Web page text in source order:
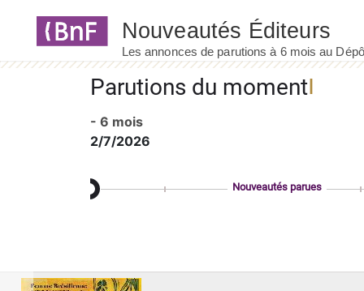
Parutions du moment
- 6 mois
2/7/2026
Nouveautés parues